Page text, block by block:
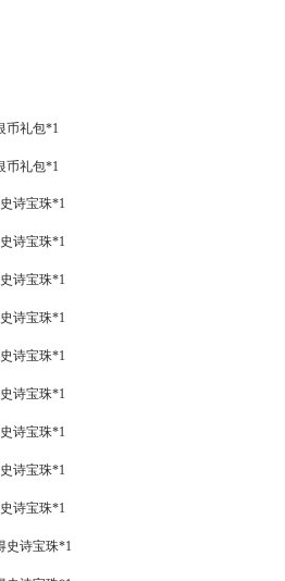
币礼包*1
币礼包*1
诗宝珠*1
诗宝珠*1
诗宝珠*1
诗宝珠*1
诗宝珠*1
诗宝珠*1
诗宝珠*1
诗宝珠*1
诗宝珠*1
史诗宝珠*1